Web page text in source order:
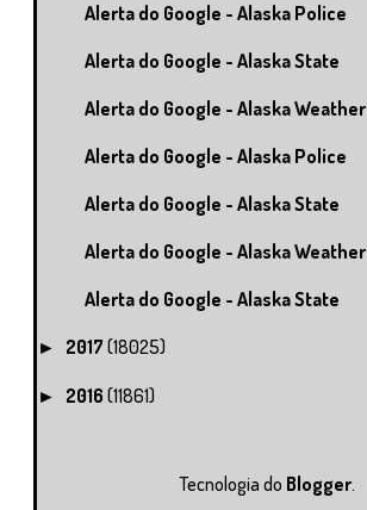
Alerta do Google - Alaska Police
Alerta do Google - Alaska State
Alerta do Google - Alaska Weather
Alerta do Google - Alaska Police
Alerta do Google - Alaska State
Alerta do Google - Alaska Weather
Alerta do Google - Alaska State
► 2017 (18025)
► 2016 (11861)
Tecnologia do Blogger.